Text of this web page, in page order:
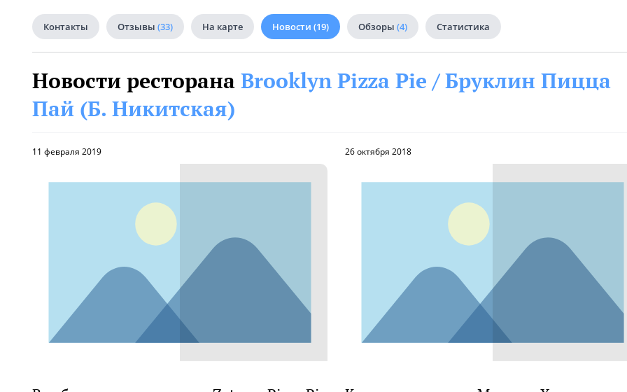
Контакты Отзывы (33) На карте Новости (19) Обзоры (4) Статистика
Новости ресторана Brooklyn Pizza Pie / Бруклин Пицца
Пай (Б. Никитская)
11 февраля 2019 26 октября 2018